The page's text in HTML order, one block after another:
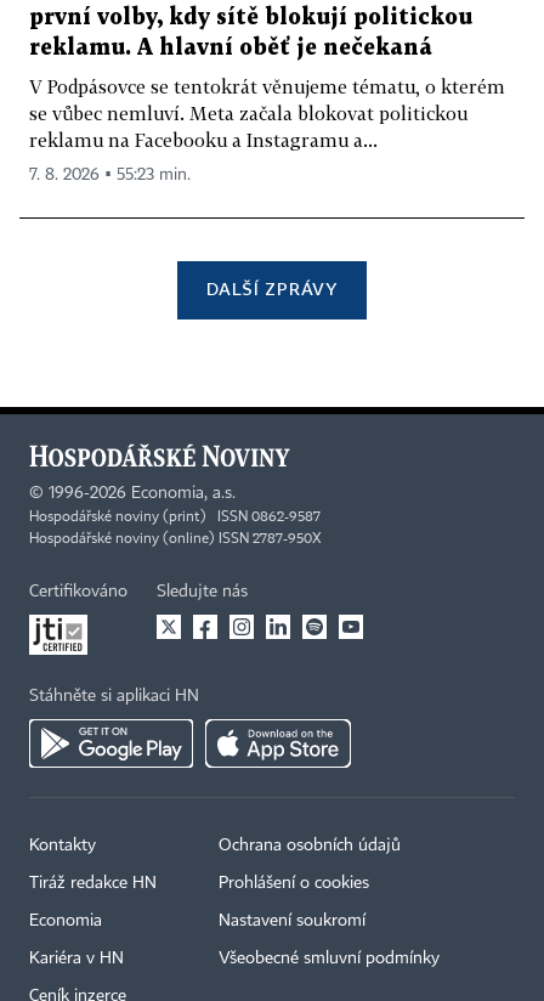
první volby, kdy sítě blokují politickou
reklamu. A hlavní oběť je nečekaná
V Podpásovce se tentokrát věnujeme tématu, o kterém
se vůbec nemluví. Meta začala blokovat politickou
reklamu na Facebooku a Instagramu a...
7. 8. 2026 ▪ 55:23 min.
DALŠÍ ZPRÁVY
© 1996-2026 Economia, a.s.
Hospodářské noviny (print) ISSN 0862-9587
Hospodářské noviny (online) ISSN 2787-950X
Certifikováno Sledujte nás
Stáhněte si aplikaci HN
Kontakty
Tiráž redakce HN
Economia
Kariéra v HN
Ceník inzerce
Ochrana osobních údajů
Prohlášení o cookies
Nastavení soukromí
Všeobecné smluvní podmínky